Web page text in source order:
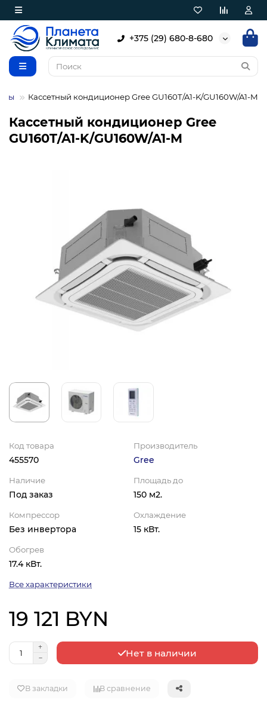
+375 (29) 680-8-680
Кассетный кондиционер Gree GU160T/A1-K/GU160W/A1-M
Кассетный кондиционер Gree
GU160T/A1-K/GU160W/A1-M
Код товара
455570
Производитель
Gree
Наличие
Под заказ
Площадь до
150 м2.
Компрессор
Без инвертора
Охлаждение
15 кВт.
Обогрев
17.4 кВт.
Все характеристики
19 121 BYN
Нет в наличии
В закладки В сравнение